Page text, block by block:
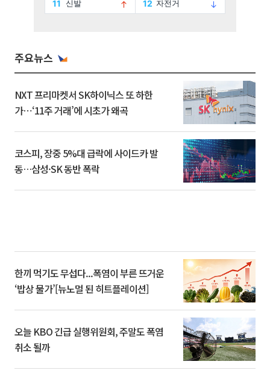
주요뉴스
NXT 프리마켓서 SK하이닉스 또 하한
가⋯‘11주 거래’에 시초가 왜곡
코스피, 장중 5%대 급락에 사이드카 발
동…삼성·SK 동반 폭락
한끼 먹기도 무섭다...폭염이 부른 뜨거운
‘밥상 물가’[뉴노멀 된 히트플레이션]
오늘 KBO 긴급 실행위원회, 주말도 폭염
취소 될까